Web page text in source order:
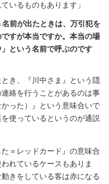
いるものもあります」
前が出たときは、万引犯を
すが本当ですか。本当の場
という名前で呼ぶのです
き、『川中さま』という隠
絡を行うことがあるのは事
った）』という意味合いで
使っているというのが通説
＝レッドカード』の意味合
れているケースもありま
きをしている客は赤になる